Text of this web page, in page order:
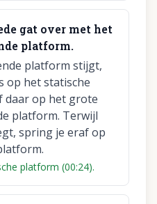
gat over met het
platform.
platform stijgt,
op het statische
daar op het grote
platform. Terwijl
spring je eraf op
platform (00:24).